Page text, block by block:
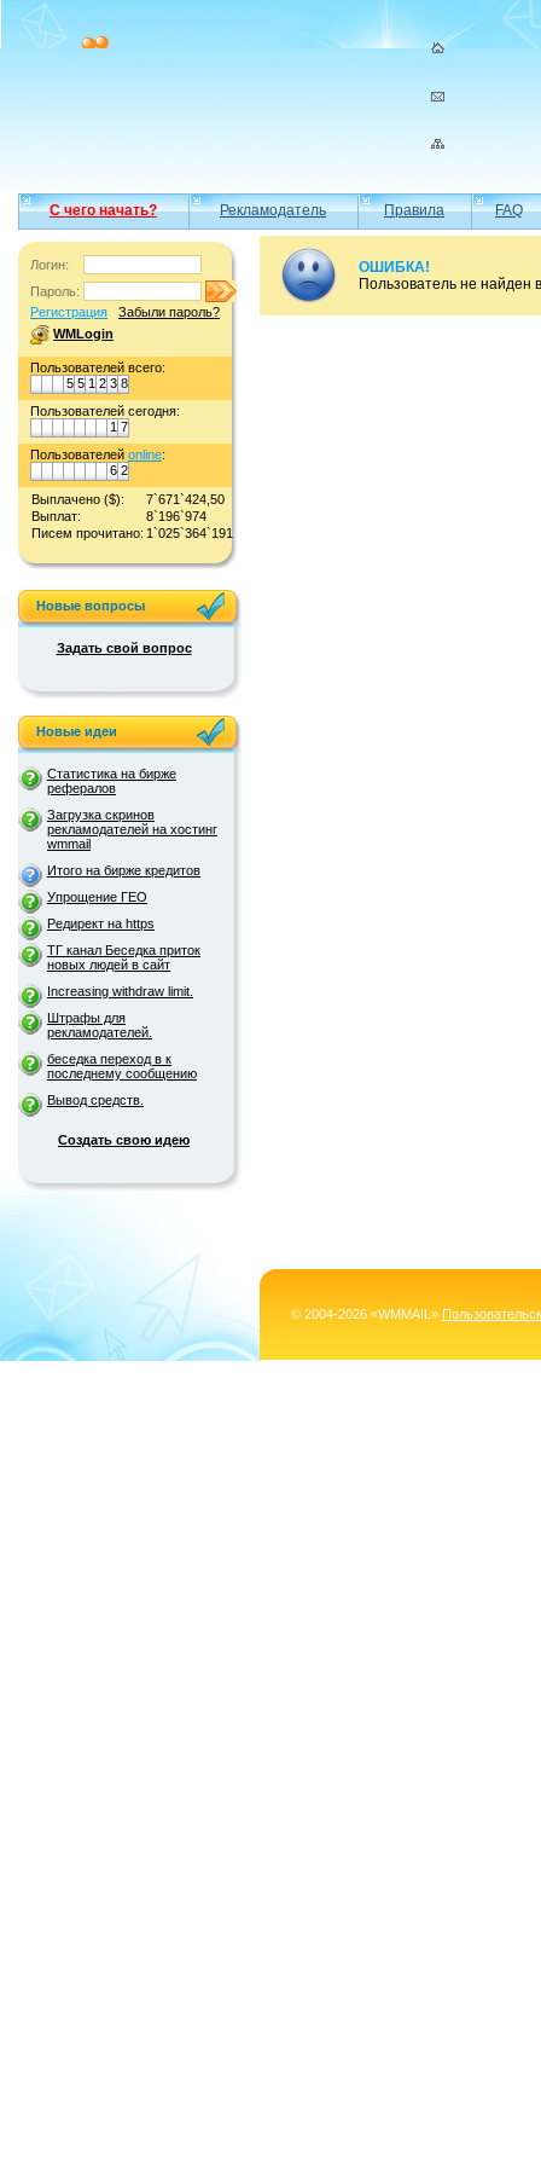
С чего начать? Рекламодатель Правила FAQ
Логин:
Пароль:
Регистрация
Забыли пароль?
WMLogin
Пользователей всего:
5 5 1 2 3 8
Пользователей сегодня:
1 7
Пользователей online:
6 2
Выплачено ($):
7`671`424,50
Выплат:
8`196`974
Писем прочитано: 1`025`364`191
Новые вопросы
Задать свой вопрос
Новые идеи
Статистика на бирже
рефералов
Загрузка скринов
рекламодателей на хостинг
wmmail
Итого на бирже кредитов
Упрощение ГЕО
Редирект на https
ТГ канал Беседка приток
новых людей в сайт
Increasing withdraw limit.
Штрафы для
рекламодателей.
беседка переход в к
последнему сообщению
Вывод средств.
Создать свою идею
ОШИБКА!
Пользователь не найден
© 2004-2026 «WMMAIL»